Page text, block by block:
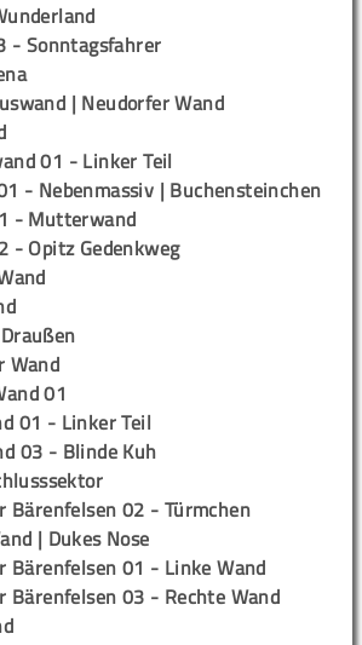
- Sonntagsfahrer
| Neudorfer Wand
01 - Linker Teil
- Nebenmassiv | Buchensteinchen
- Mutterwand
- Opitz Gedenkweg
Wand
01
01 - Linker Teil
03 - Blinde Kuh
Bärenfelsen 02 - Türmchen
| Dukes Nose
Bärenfelsen 01 - Linke Wand
Bärenfelsen 03 - Rechte Wand